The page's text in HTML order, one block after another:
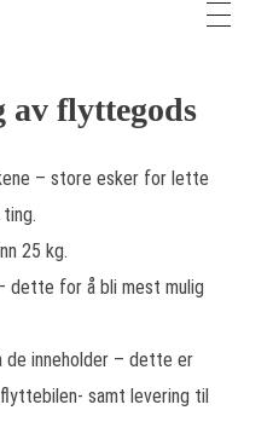
flyttegods
– store esker for lette
25 kg.
dette for å bli mest mulig
de inneholder – dette er
samt levering til